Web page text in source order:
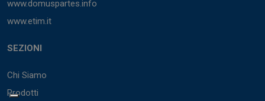
www.domuspartes.info
www.etim.it
SEZIONI
Chi Siamo
Prodotti